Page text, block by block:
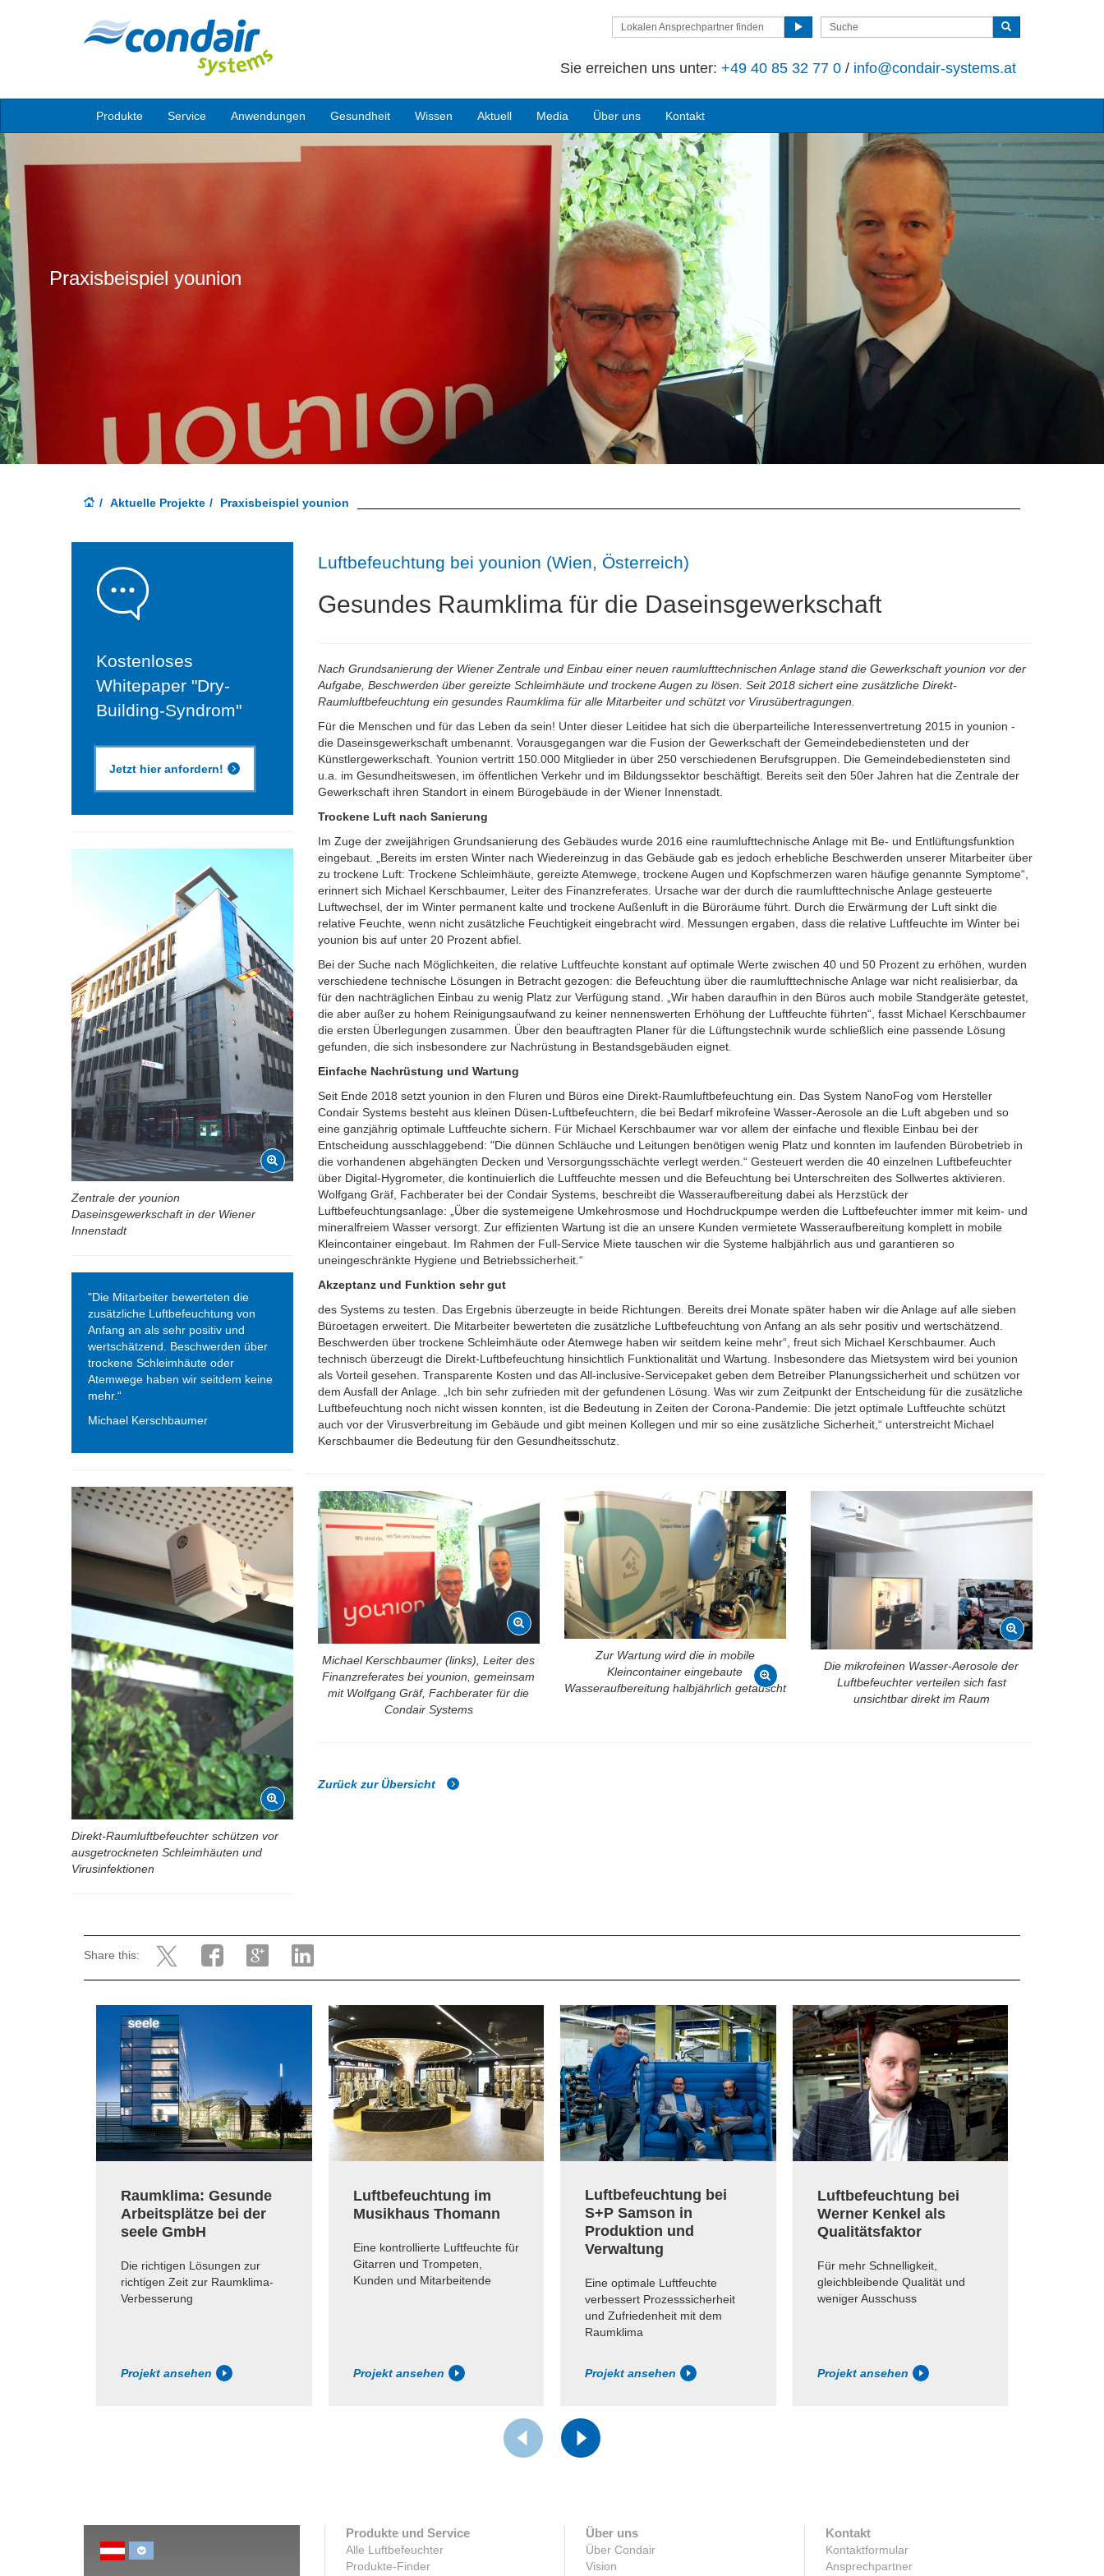
Lokalen Ansprechpartner finden
Sie erreichen uns unter: +49 40 85 32 77 0 / info@condair-systems.at
Produkte Service Anwendungen Gesundheit Wissen Aktuell Media Über uns Kontakt
Praxisbeispiel younion
Aktuelle Projekte Praxisbeispiel younion
Luftbefeuchtung bei younion (Wien, Österreich)
Gesundes Raumklima für die Daseinsgewerkschaft
Nach Grundsanierung der Wiener Zentrale und Einbau einer neuen raumlufttechnischen Anlage stand die Gewerkschaft younion vor der
Aufgabe, Beschwerden über gereizte Schleimhäute und trockene Augen zu lösen. Seit 2018 sichert eine zusätzliche Direkt-
Raumluftbefeuchtung ein gesundes Raumklima für alle Mitarbeiter und schützt vor Virusübertragungen.
Für die Menschen und für das Leben da sein! Unter dieser Leitidee hat sich die überparteiliche Interessenvertretung 2015 in younion -
die Daseinsgewerkschaft umbenannt. Vorausgegangen war die Fusion der Gewerkschaft der Gemeindebediensteten und der
Künstlergewerkschaft. Younion vertritt 150.000 Mitglieder in über 250 verschiedenen Berufsgruppen. Die Gemeindebediensteten sind
u.a. im Gesundheitswesen, im öffentlichen Verkehr und im Bildungssektor beschäftigt. Bereits seit den 50er Jahren hat die Zentrale der
Gewerkschaft ihren Standort in einem Bürogebäude in der Wiener Innenstadt.
Trockene Luft nach Sanierung
Im Zuge der zweijährigen Grundsanierung des Gebäudes wurde 2016 eine raumlufttechnische Anlage mit Be- und Entlüftungsfunktion
eingebaut. „Bereits im ersten Winter nach Wiedereinzug in das Gebäude gab es jedoch erhebliche Beschwerden unserer Mitarbeiter über
zu trockene Luft: Trockene Schleimhäute, gereizte Atemwege, trockene Augen und Kopfschmerzen waren häufige genannte Symptome“,
erinnert sich Michael Kerschbaumer, Leiter des Finanzreferates. Ursache war der durch die raumlufttechnische Anlage gesteuerte
Luftwechsel, der im Winter permanent kalte und trockene Außenluft in die Büroräume führt. Durch die Erwärmung der Luft sinkt die
relative Feuchte, wenn nicht zusätzliche Feuchtigkeit eingebracht wird. Messungen ergaben, dass die relative Luftfeuchte im Winter bei
younion bis auf unter 20 Prozent abfiel.
Bei der Suche nach Möglichkeiten, die relative Luftfeuchte konstant auf optimale Werte zwischen 40 und 50 Prozent zu erhöhen, wurden
verschiedene technische Lösungen in Betracht gezogen: die Befeuchtung über die raumlufttechnische Anlage war nicht realisierbar, da
für den nachträglichen Einbau zu wenig Platz zur Verfügung stand. „Wir haben daraufhin in den Büros auch mobile Standgeräte getestet,
die aber außer zu hohem Reinigungsaufwand zu keiner nennenswerten Erhöhung der Luftfeuchte führten“, fasst Michael Kerschbaumer
die ersten Überlegungen zusammen. Über den beauftragten Planer für die Lüftungstechnik wurde schließlich eine passende Lösung
gefunden, die sich insbesondere zur Nachrüstung in Bestandsgebäuden eignet.
Einfache Nachrüstung und Wartung
Seit Ende 2018 setzt younion in den Fluren und Büros eine Direkt-Raumluftbefeuchtung ein. Das System NanoFog vom Hersteller
Condair Systems besteht aus kleinen Düsen-Luftbefeuchtern, die bei Bedarf mikrofeine Wasser-Aerosole an die Luft abgeben und so
eine ganzjährig optimale Luftfeuchte sichern. Für Michael Kerschbaumer war vor allem der einfache und flexible Einbau bei der
Entscheidung ausschlaggebend: "Die dünnen Schläuche und Leitungen benötigen wenig Platz und konnten im laufenden Bürobetrieb in
die vorhandenen abgehängten Decken und Versorgungsschächte verlegt werden.“ Gesteuert werden die 40 einzelnen Luftbefeuchter
über Digital-Hygrometer, die kontinuierlich die Luftfeuchte messen und die Befeuchtung bei Unterschreiten des Sollwertes aktivieren.
Wolfgang Gräf, Fachberater bei der Condair Systems, beschreibt die Wasseraufbereitung dabei als Herzstück der
Luftbefeuchtungsanlage: „Über die systemeigene Umkehrosmose und Hochdruckpumpe werden die Luftbefeuchter immer mit keim- und
mineralfreiem Wasser versorgt. Zur effizienten Wartung ist die an unsere Kunden vermietete Wasseraufbereitung komplett in mobile
Kleincontainer eingebaut. Im Rahmen der Full-Service Miete tauschen wir die Systeme halbjährlich aus und garantieren so
uneingeschränkte Hygiene und Betriebssicherheit.“
Akzeptanz und Funktion sehr gut
des Systems zu testen. Das Ergebnis überzeugte in beide Richtungen. Bereits drei Monate später haben wir die Anlage auf alle sieben
Büroetagen erweitert. Die Mitarbeiter bewerteten die zusätzliche Luftbefeuchtung von Anfang an als sehr positiv und wertschätzend.
Beschwerden über trockene Schleimhäute oder Atemwege haben wir seitdem keine mehr“, freut sich Michael Kerschbaumer. Auch
technisch überzeugt die Direkt-Luftbefeuchtung hinsichtlich Funktionalität und Wartung. Insbesondere das Mietsystem wird bei younion
als Vorteil gesehen. Transparente Kosten und das All-inclusive-Servicepaket geben dem Betreiber Planungssicherheit und schützen vor
dem Ausfall der Anlage. „Ich bin sehr zufrieden mit der gefundenen Lösung. Was wir zum Zeitpunkt der Entscheidung für die zusätzliche
Luftbefeuchtung noch nicht wissen konnten, ist die Bedeutung in Zeiten der Corona-Pandemie: Die jetzt optimale Luftfeuchte schützt
auch vor der Virusverbreitung im Gebäude und gibt meinen Kollegen und mir so eine zusätzliche Sicherheit,“ unterstreicht Michael
Kerschbaumer die Bedeutung für den Gesundheitsschutz.
Michael Kerschbaumer (links), Leiter des
Finanzreferates bei younion, gemeinsam
mit Wolfgang Gräf, Fachberater für die
Condair Systems
Zur Wartung wird die in mobile
Kleincontainer eingebaute
Wasseraufbereitung halbjährlich getauscht
Die mikrofeinen Wasser-Aerosole der
Luftbefeuchter verteilen sich fast
unsichtbar direkt im Raum
Zurück zur Übersicht
Kostenloses
Whitepaper "Dry-
Building-Syndrom"
Jetzt hier anfordern!
Zentrale der younion
Daseinsgewerkschaft in der Wiener
Innenstadt
"Die Mitarbeiter bewerteten die
zusätzliche Luftbefeuchtung von
Anfang an als sehr positiv und
wertschätzend. Beschwerden über
trockene Schleimhäute oder
Atemwege haben wir seitdem keine
mehr.“
Michael Kerschbaumer
Direkt-Raumluftbefeuchter schützen vor
ausgetrockneten Schleimhäuten und
Virusinfektionen
Share this:
Raumklima: Gesunde
Arbeitsplätze bei der
seele GmbH
Die richtigen Lösungen zur
richtigen Zeit zur Raumklima-
Verbesserung
Projekt ansehen
Luftbefeuchtung im
Musikhaus Thomann
Eine kontrollierte Luftfeuchte für
Gitarren und Trompeten,
Kunden und Mitarbeitende
Projekt ansehen
Luftbefeuchtung bei
S+P Samson in
Produktion und
Verwaltung
Eine optimale Luftfeuchte
verbessert Prozesssicherheit
und Zufriedenheit mit dem
Raumklima
Projekt ansehen
Luftbefeuchtung bei
Werner Kenkel als
Qualitätsfaktor
Für mehr Schnelligkeit,
gleichbleibende Qualität und
weniger Ausschuss
Projekt ansehen
Produkte und Service
Alle Luftbefeuchter
Produkte-Finder
Über uns
Über Condair
Vision
Kontakt
Kontaktformular
Ansprechpartner